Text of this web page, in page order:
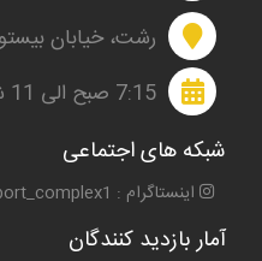
رشت، خیابان
7:15 صبح الی 11 شب
شبکه های اجتماعی
اینستاگرام : Golden_sport_complex1
آمار بازدید کنندگان